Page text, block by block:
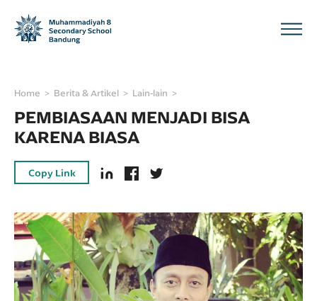
Home Berita & Artikel Lain-lain
PEMBIASAAN MENJADI BISA
KARENA BIASA
Copy Link